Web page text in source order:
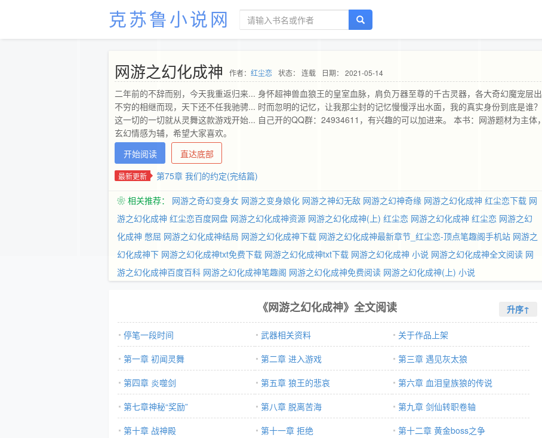
克苏鲁小说网
网游之幻化成神 作者： 红尘恋 状态： 连载 日期： 2021-05-14
二年前的不辞而别，今天我重返归来... 身怀超神兽血狼王的皇室血脉，肩负万器至尊的千古灵器，各大奇幻魔宠层出
不穷的相继而现，天下还不任我驰骋... 时而忽明的记忆，让我那尘封的记忆慢慢浮出水面，我的真实身份到底是谁？
这一切的一切就从灵舞这款游戏开始... 自己开的QQ群：24934611，有兴趣的可以加进来。 本书：网游题材为主体，
玄幻情感为辅，希望大家喜欢。
开始阅读
直达底部
最新更新 第75章 我们的约定(完结篇)
❀ 相关推荐： 网游之奇幻变身女 网游之变身娘化 网游之神幻无敌 网游之幻神奇缘 网游之幻化成神 红尘恋下载 网
游之幻化成神 红尘恋百度网盘 网游之幻化成神资源 网游之幻化成神(上) 红尘恋 网游之幻化成神 红尘恋 网游之幻
化成神 憋屈 网游之幻化成神结局 网游之幻化成神下载 网游之幻化成神最新章节_红尘恋-顶点笔趣阁手机站 网游之
幻化成神下 网游之幻化成神txt免费下载 网游之幻化成神txt下载 网游之幻化成神 小说 网游之幻化成神全文阅读 网
游之幻化成神百度百科 网游之幻化成神笔趣阁 网游之幻化成神免费阅读 网游之幻化成神(上) 小说
《网游之幻化成神》全文阅读 升序↑
停笔一段时间 武器相关资料
关于作品上架
第一章 初闻灵舞
第二章 进入游戏
第三章 遇见灰太狼
第四章 炎噬剑
第五章 狼王的悲哀
第六章 血泪皇族狼的传说
第七章神秘“奖励”
第八章 脱离苦海
第九章 剑仙转职卷轴
第十章 战神殿
第十一章 拒绝
第十二章 黄金boss之争